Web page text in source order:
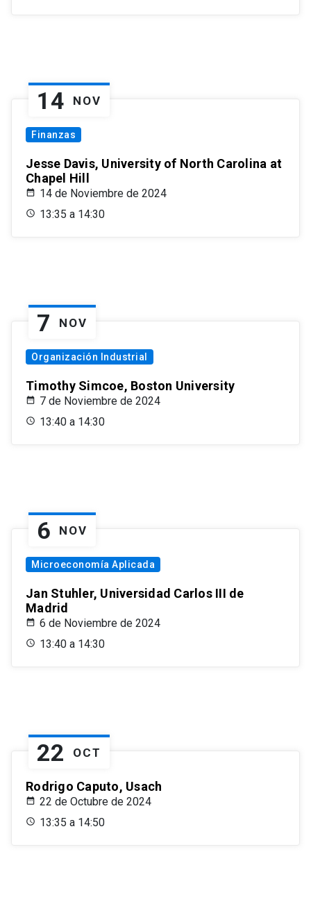
14 NOV
Finanzas
Jesse Davis, University of North Carolina at
Chapel Hill
14 de Noviembre de 2024
13:35 a 14:30
7 NOV
Organización Industrial
Timothy Simcoe, Boston University
7 de Noviembre de 2024
13:40 a 14:30
6 NOV
Microeconomía Aplicada
Jan Stuhler, Universidad Carlos III de
Madrid
6 de Noviembre de 2024
13:40 a 14:30
22 OCT
Rodrigo Caputo, Usach
22 de Octubre de 2024
13:35 a 14:50